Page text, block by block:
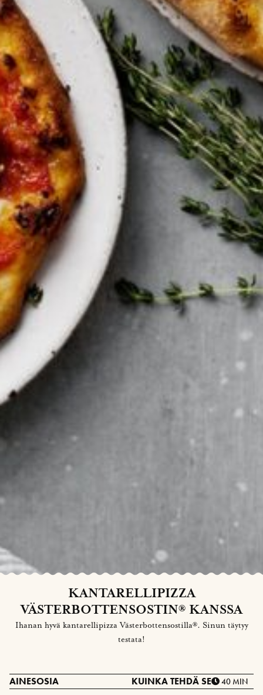
KANTARELLIPIZZA
VÄSTERBOTTENSOSTIN® KANSSA
Ihanan hyvä kantarellipizza Västerbottensostilla®. Sinun täytyy
testata!
AINESOSIA KUINKA TEHDÄ SE 40 MIN